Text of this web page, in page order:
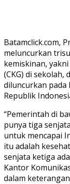
Batamclick.com,
meluncurkan
kemiskinan,
(CKG) di sekolah,
diluncurkan pada
Republik
“Pemerintah di
punya tiga
untuk mencapai
itu adalah
senjata ketiga
Kantor
dalam